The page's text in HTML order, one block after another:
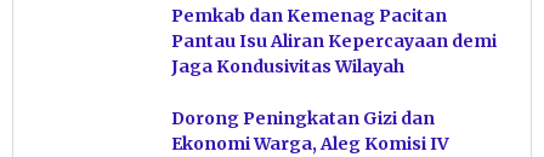
Pemkab dan Kemenag Pacitan
Pantau Isu Aliran Kepercayaan demi
Jaga Kondusivitas Wilayah
Dorong Peningkatan Gizi dan
Ekonomi Warga, Aleg Komisi IV